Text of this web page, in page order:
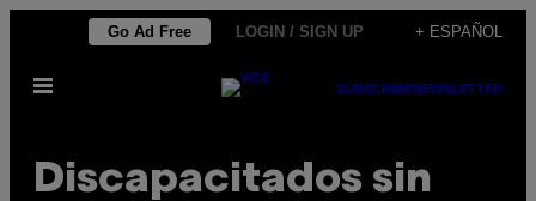
contenido
Go Ad Free LOGIN / SIGN UP + ESPAÑOL
Abrir
SUBSCRIBENEWSLETTER
Discapacitados sin